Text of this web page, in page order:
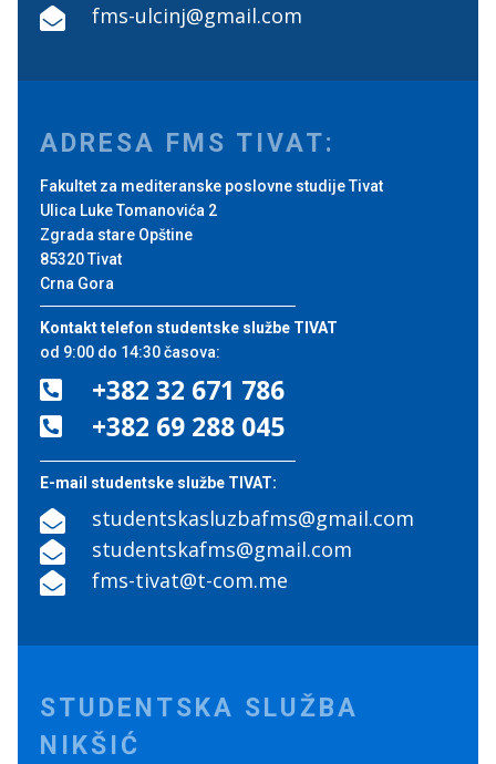
 fms-ulcinj@gmail.com
ADRESA FMS TIVAT:
Fakultet za mediteranske poslovne studije Tivat
Ulica Luke Tomanovića 2
Zgrada stare Opštine
85320 Tivat
Crna Gora
Kontakt telefon studentske službe TIVAT
od 9:00 do 14:30 časova:
 +382 32 671 786
 +382 69 288 045
E-mail studentske službe TIVAT:
 studentskasluzbafms@gmail.com
 studentskafms@gmail.com
 fms-tivat@t-com.me
STUDENTSKA SLUŽBA
NIKŠIĆ